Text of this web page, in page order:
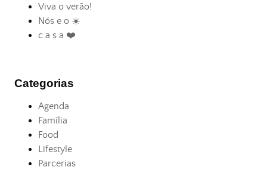
Viva o verão!
Nós e o ☀️
c a s a ❤️
Categorias
Agenda
Família
Food
Lifestyle
Parcerias